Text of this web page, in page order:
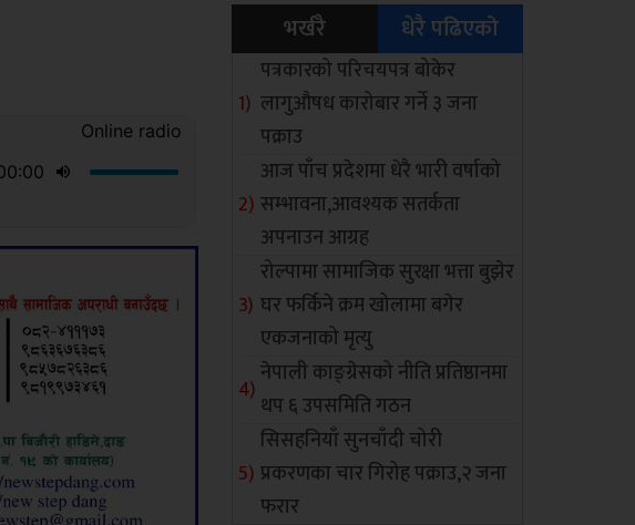
भर्खरै धेरै पढिएको
पत्रकारको परिचयपत्र बोकेर
लागुऔषध कारोबार गर्ने ३ जना
पक्राउ
आज पाँच प्रदेशमा धेरै भारी वर्षाको
सम्भावना,आवश्यक सतर्कता
अपनाउन आग्रह
रोल्पामा सामाजिक सुरक्षा भत्ता बुझेर
घर फर्किने क्रम खोलामा बगेर
एकजनाको मृत्यु
नेपाली काङ्ग्रेसको नीति प्रतिष्ठानमा
थप ६ उपसमिति गठन
सिसहनियाँ सुनचाँदी चोरी
प्रकरणका चार गिरोह पक्राउ,२ जना
फरार